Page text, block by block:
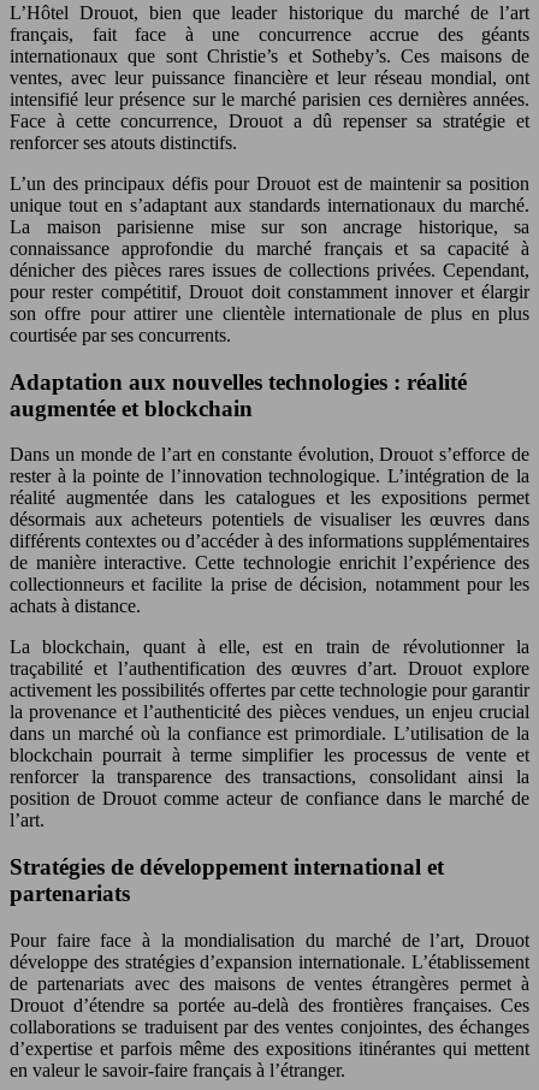
L’Hôtel Drouot, bien que leader historique du marché de l’art
français, fait face à une concurrence accrue des géants
internationaux que sont Christie’s et Sotheby’s. Ces maisons de
ventes, avec leur puissance financière et leur réseau mondial, ont
intensifié leur présence sur le marché parisien ces dernières années.
Face à cette concurrence, Drouot a dû repenser sa stratégie et
renforcer ses atouts distinctifs.
L’un des principaux défis pour Drouot est de maintenir sa position
unique tout en s’adaptant aux standards internationaux du marché.
La maison parisienne mise sur son ancrage historique, sa
connaissance approfondie du marché français et sa capacité à
dénicher des pièces rares issues de collections privées. Cependant,
pour rester compétitif, Drouot doit constamment innover et élargir
son offre pour attirer une clientèle internationale de plus en plus
courtisée par ses concurrents.
Adaptation aux nouvelles technologies : réalité
augmentée et blockchain
Dans un monde de l’art en constante évolution, Drouot s’efforce de
rester à la pointe de l’innovation technologique. L’intégration de la
réalité augmentée dans les catalogues et les expositions permet
désormais aux acheteurs potentiels de visualiser les œuvres dans
différents contextes ou d’accéder à des informations supplémentaires
de manière interactive. Cette technologie enrichit l’expérience des
collectionneurs et facilite la prise de décision, notamment pour les
achats à distance.
La blockchain, quant à elle, est en train de révolutionner la
traçabilité et l’authentification des œuvres d’art. Drouot explore
activement les possibilités offertes par cette technologie pour garantir
la provenance et l’authenticité des pièces vendues, un enjeu crucial
dans un marché où la confiance est primordiale. L’utilisation de la
blockchain pourrait à terme simplifier les processus de vente et
renforcer la transparence des transactions, consolidant ainsi la
position de Drouot comme acteur de confiance dans le marché de
l’art.
Stratégies de développement international et
partenariats
Pour faire face à la mondialisation du marché de l’art, Drouot
développe des stratégies d’expansion internationale. L’établissement
de partenariats avec des maisons de ventes étrangères permet à
Drouot d’étendre sa portée au-delà des frontières françaises. Ces
collaborations se traduisent par des ventes conjointes, des échanges
d’expertise et parfois même des expositions itinérantes qui mettent
en valeur le savoir-faire français à l’étranger.